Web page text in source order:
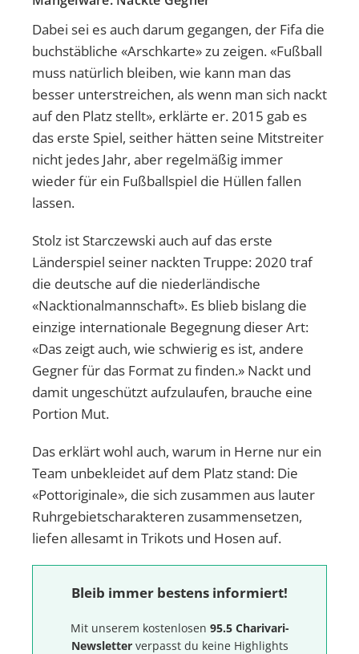
Dabei sei es auch darum gegangen, der Fifa die
buchstäbliche «Arschkarte» zu zeigen. «Fußball
muss natürlich bleiben, wie kann man das
besser unterstreichen, als wenn man sich nackt
auf den Platz stellt», erklärte er. 2015 gab es
das erste Spiel, seither hätten seine Mitstreiter
nicht jedes Jahr, aber regelmäßig immer
wieder für ein Fußballspiel die Hüllen fallen
lassen.
Stolz ist Starczewski auch auf das erste
Länderspiel seiner nackten Truppe: 2020 traf
die deutsche auf die niederländische
«Nacktionalmannschaft». Es blieb bislang die
einzige internationale Begegnung dieser Art:
«Das zeigt auch, wie schwierig es ist, andere
Gegner für das Format zu finden.» Nackt und
damit ungeschützt aufzulaufen, brauche eine
Portion Mut.
Das erklärt wohl auch, warum in Herne nur ein
Team unbekleidet auf dem Platz stand: Die
«Pottoriginale», die sich zusammen aus lauter
Ruhrgebietscharakteren zusammensetzen,
liefen allesamt in Trikots und Hosen auf.
Bleib immer bestens informiert!
Mit unserem kostenlosen 95.5 Charivari-
Newsletterverpasst du keine Highlights